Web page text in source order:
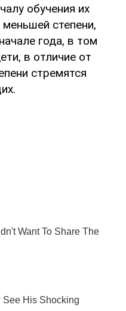
обучения их
степени,
года, в том
в отличие от
стремятся